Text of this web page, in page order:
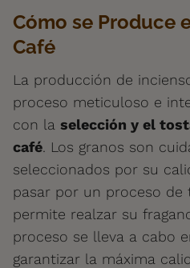
Cómo se Produce
Café
La producción de
proceso meticuloso e
con la selección y el
café. Los granos son
seleccionados por su
pasar por un proceso de
permite realzar su
proceso se lleva a cabo
garantizar la máxima